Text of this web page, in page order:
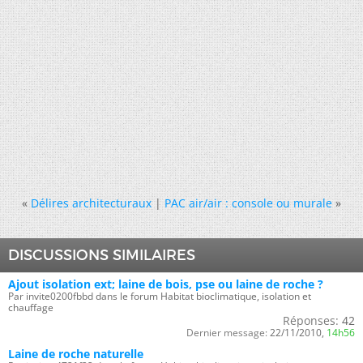
« Délires architecturaux|PAC air/air : console ou murale »
DISCUSSIONS SIMILAIRES
Ajout isolation ext; laine de bois, pse ou laine de roche ?
Par invite0200fbbd dans le forum Habitat bioclimatique, isolation et
chauffage
Réponses: 42
Dernier message: 22/11/2010, 14h56
Laine de roche naturelle